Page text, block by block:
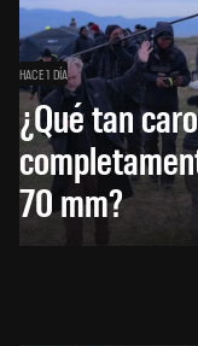
HACE 1 DÍA
¿Qué tan
70 mm?